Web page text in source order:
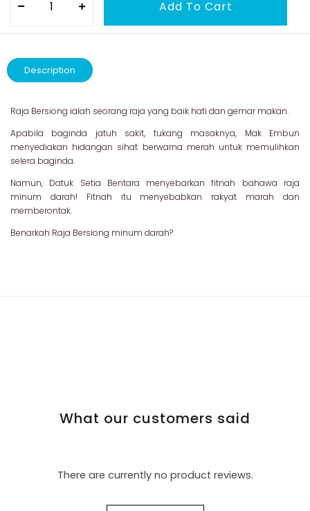
Description
Raja Bersiong ialah seorang raja yang baik hati dan gemar makan.
Apabila baginda jatuh sakit, tukang masaknya, Mak Embun
menyediakan hidangan sihat berwarna merah untuk memulihkan
selera baginda.
Namun, Datuk Setia Bentara menyebarkan fitnah bahawa raja
minum darah! Fitnah itu menyebabkan rakyat marah dan
memberontak.
Benarkah Raja Bersiong minum darah?
What our customers said
There are currently no product reviews.